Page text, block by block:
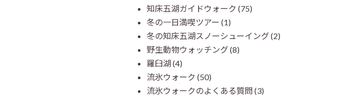
知床五湖ガイドウォーク (75)
冬の一日満喫ツアー (1)
冬の知床五湖スノーシューイング(2)
野生動物ウォッチング(8)
羅臼湖(4)
流氷ウォーク (50)
流氷ウォークのよくある質問 (3)